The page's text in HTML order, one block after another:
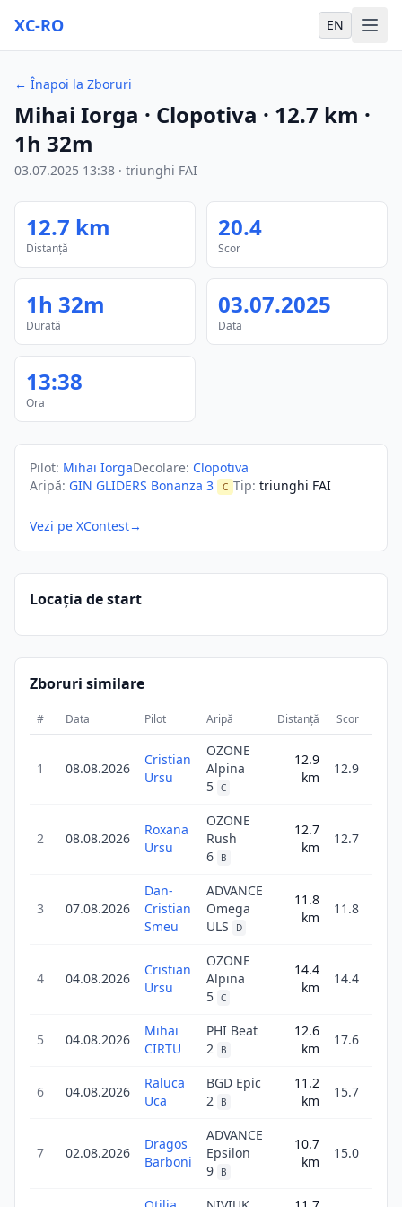
XC-RO EN
← Înapoi la Zboruri
Mihai Iorga · Clopotiva · 12.7 km ·
1h 32m
03.07.2025 13:38 · triunghi FAI
12.7 km
Distanță
20.4
Scor
1h 32m
Durată
03.07.2025
Data
13:38
Ora
Pilot: Mihai IorgaDecolare: Clopotiva
Aripă: GIN GLIDERS Bonanza 3 C Tip: triunghi FAI
Vezi pe XContest→
Locația de start
Zboruri similare
# Data Pilot Aripă Distanță Scor
1 08.08.2026
Cristian
Ursu
OZONE
Alpina
5 C
12.9
km
12.9
2 08.08.2026
Roxana
Ursu
OZONE
Rush
6
B
12.7
km
12.7
3 07.08.2026
Dan-
Cristian
Smeu
ADVANCE
Omega
ULS
D
11.8
km
11.8
4 04.08.2026
Cristian
Ursu
OZONE
Alpina
5 C
14.4
km
14.4
5 04.08.2026
Mihai
CIRTU
PHI Beat
2
B
12.6
km
17.6
6 04.08.2026
Raluca
Uca
BGD Epic
2
B
11.2
km
15.7
7 02.08.2026
Dragos
Barboni
ADVANCE
Epsilon
9
B
10.7
km
15.0